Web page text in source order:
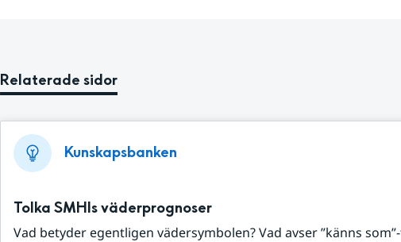
Relaterade sidor
Kunskapsbanken
Tolka SMHIs väderprognoser
Vad betyder egentligen vädersymbolen? Vad avser ”känns